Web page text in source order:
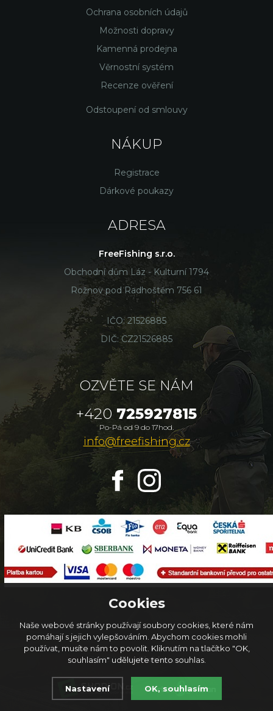
Ochrana osobních údajů
Možnosti dopravy
Kamenná prodejna
Věrnostní systém
Recenze ověření
Odstoupení od smlouvy
NÁKUP
Registrace
Dárkové poukazy
ADRESA
FreeFishing s.r.o.
Obchodní dům Láz - Kulturní 1794
Rožnov pod Radhoštěm 756 61
IČO: 21526885
DIČ: CZ21526885
OZVĚTE SE NÁM
+420 725927815
Po-Pá od 9 do 17hod.
info@freefishing.cz
© 2026FreeFishing.cz
Cookies
Naše webové stránky používají soubory cookies, které nám
pomáhají s jejich vylepšováním. Abychom cookies mohli
používat, musíte nám to povolit. Kliknutím na tlačítko "OK,
souhlasím" udělujete tento souhlas.
Nastavení OK, souhlasím